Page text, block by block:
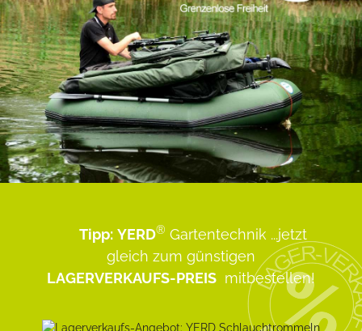
Tipp: YERD® Gartentechnik ...jetzt
gleich zum günstigen
LAGERVERKAUFS-PREIS mitbestellen!